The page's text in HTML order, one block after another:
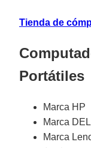
Tienda de
Portátiles
Marca HP
Marca
Marca